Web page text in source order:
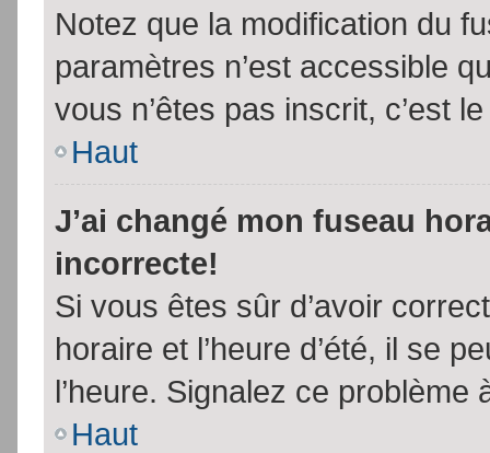
Notez que la modification du
paramètres n’est accessible
vous n’êtes pas inscrit, c’est
Haut
J’ai changé mon fuseau
incorrecte!
Si vous êtes sûr d’avoir
horaire et l’heure d’été, il se
l’heure. Signalez ce problème
Haut